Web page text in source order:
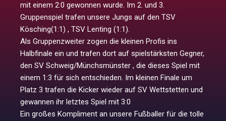
mit einem 2:0 gewonnen wurde. Im 2. und 3.
Gruppenspiel trafen unsere Jungs auf den TSV
Kösching(1:1) , TSV Lenting (1:1).
Als Gruppenzweiter zogen die kleinen Profis ins
Halbfinale ein und trafen dort auf spielstärksten Gegner,
den SV Schweig/Münchsmünster , die dieses Spiel mit
einem 1:3 für sich entschieden. Im kleinen Finale um
Platz 3 trafen die Kicker wieder auf SV Wettstetten und
gewannen ihr letztes Spiel mit 3:0
Ein großes Kompliment an unsere Fußballer für die tolle